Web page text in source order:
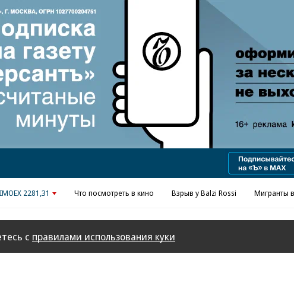
Реклама в «Ъ» www.kommersant.ru/ad
IMOEX 2281,31 Что посмотреть в кино Взрыв у Balzi Rossi Мигранты
с правилами использования куки